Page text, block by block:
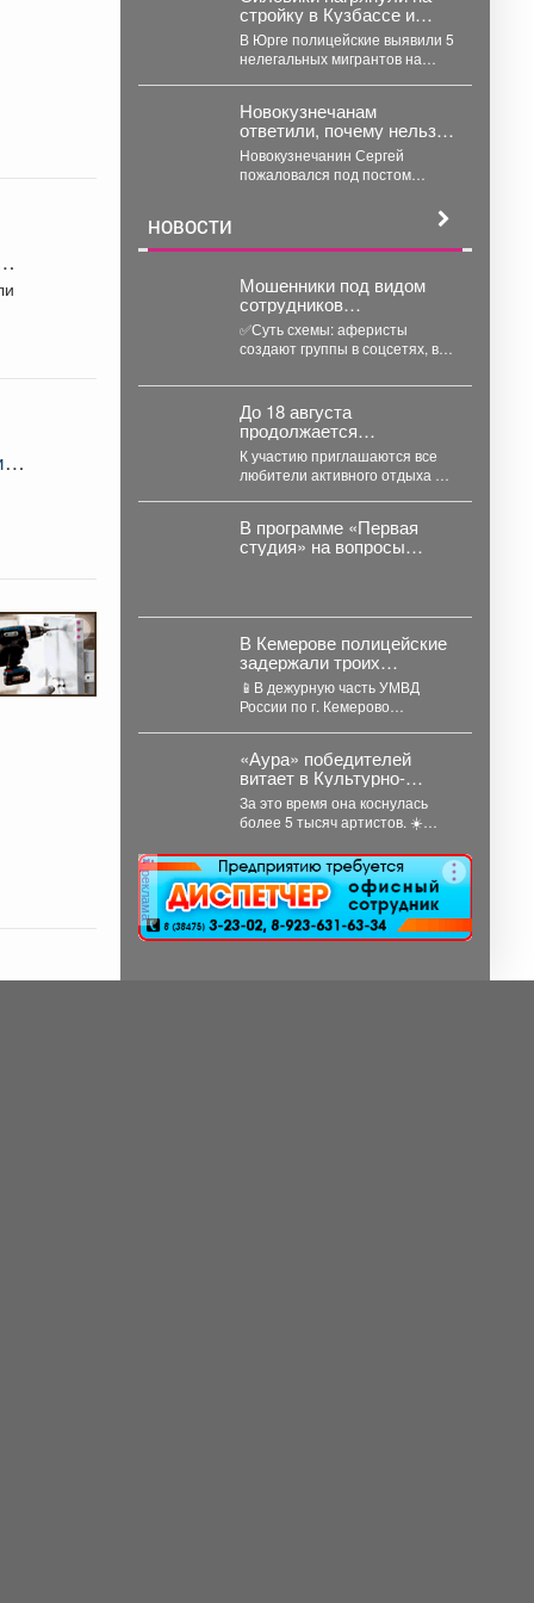
стройку в Кузбассе и
наказали 5 человек:
подробности
В Юрге полицейские выявили 5
нелегальных мигрантов на
Новокузнечанам
ответили, почему нельзя
заняться спортом на
площадке лицея
Новокузнечанин Сергей
пожаловался под постом
комплексе «Новый город» нет
НОВОСТИ
‍Мошенники под видом
сотрудников
маркетплейсов
обманывают россиян, у
которых скоро день
рождения.
✅Суть схемы: аферисты
создают группы в соцсетях, в
пользователей в преддверии
их дня...
До 18 августа
продолжается
регистрация на «Югус-
таг».
К участию приглашаются все
любители активного отдыха и
размещение в...
В программе «Первая
студия» на вопросы
Куйбышевского района
Сергей Маисеев.
В Кемерове полицейские
задержали троих
рецидивистов,
подозреваемых в
совершении серии краж
📱В дежурную часть УМВД
России по г. Кемерово
«Аура» победителей
витает в Культурно-
спортивном центре
металлургов ЕВРАЗа уже
больше 30 лет.
За это время она коснулась
более 5 тысяч артистов. ☀️
коллектива «Аура» получил...
реклама